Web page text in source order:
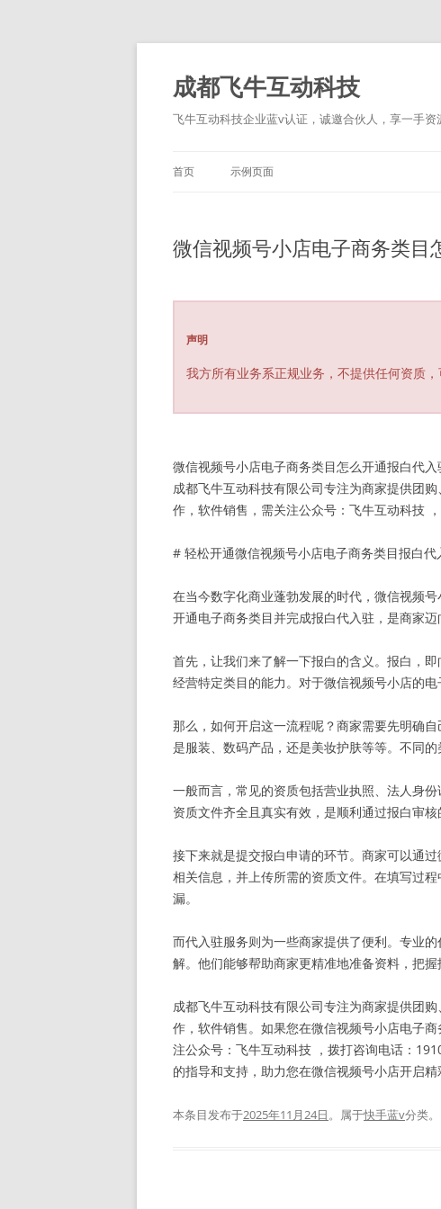
跳
文
成都飞牛互动科技
飞牛互动科技企业蓝v认证，诚邀合伙人，享一手
首页 示例页面
微信视频号小店电子商务类目
声明
我方所有业务系正规业务，不提供任何资质
微信视频号小店电子商务类目怎么开通报白代入
成都飞牛互动科技有限公司专注为商家提供团
作，软件销售，需关注公众号：飞牛互动科技
# 轻松开通微信视频号小店电子商务类目报白代
在当今数字化商业蓬勃发展的时代，微信视频
开通电子商务类目并完成报白代入驻，是商家迈
首先，让我们来了解一下报白的含义。报白，
经营特定类目的能力。对于微信视频号小店的电
那么，如何开启这一流程呢？商家需要先明确
是服装、数码产品，还是美妆护肤等等。不同的
一般而言，常见的资质包括营业执照、法人身
资质文件齐全且真实有效，是顺利通过报白审核
接下来就是提交报白申请的环节。商家可以通
相关信息，并上传所需的资质文件。在填写过
漏。
而代入驻服务则为一些商家提供了便利。专业
解。他们能够帮助商家更精准地准备资料，把
成都飞牛互动科技有限公司专注为商家提供团
作，软件销售。如果您在微信视频号小店电子
注公众号：飞牛互动科技 ，拨打咨询电话：
的指导和支持，助力您在微信视频号小店开启
本条目发布于2025年11月24日。属于快手蓝v分类。